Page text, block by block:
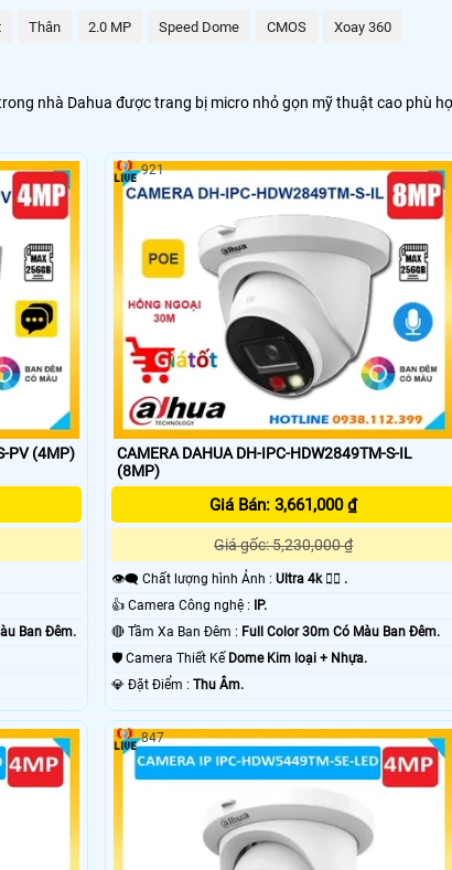
Thân 2.0 MP Speed Dome CMOS Xoay 360
nhà Dahua được trang bị micro nhỏ gọn mỹ thuật cao phù
PV (4MP)
Ban Ðêm.
CAMERA DAHUA DH-IPC-HDW2849TM-S-IL
(8MP)
Giá Bán: 3,661,000 ₫
Giá gốc: 5,230,000 ₫
👁️‍🗨 Chất lượng hình Ảnh : Ultra 4k 👍🏾 .
👍 Camera Công nghệ :
IP.
🔴 Tầm Xa Ban Đêm : Full Color 30m Có Màu Ban Ðêm.
🛡 Camera Thiết Kế Dome Kim loại + Nhựa.
️💎 Đặt Điểm : Thu Âm.
921
847